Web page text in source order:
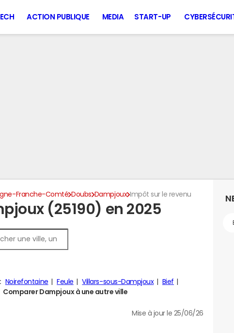
ACTION PUBLIQUE MEDIA START-UP
Franche-Comté Doubs Dampjoux Impôt sur le revenu
(25190) en 2025
Noirefontaine Feule Villars-sous-Dampjoux
Bief
Comparer Dampjoux à une autre ville
Mise à jour le 25/06/26